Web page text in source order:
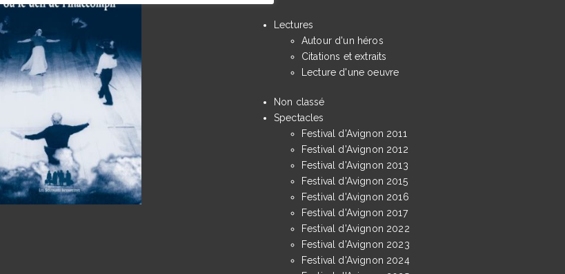
Lectures
Autour d'un héros
Citations et extraits
Lecture d'une oeuvre
Non classé
Spectacles
Festival d'Avignon 2011
Festival d'Avignon 2012
Festival d'Avignon 2013
Festival d'Avignon 2015
Festival d'Avignon 2016
Festival d'Avignon 2017
Festival d'Avignon 2022
Festival d'Avignon 2023
Festival d'Avignon 2024